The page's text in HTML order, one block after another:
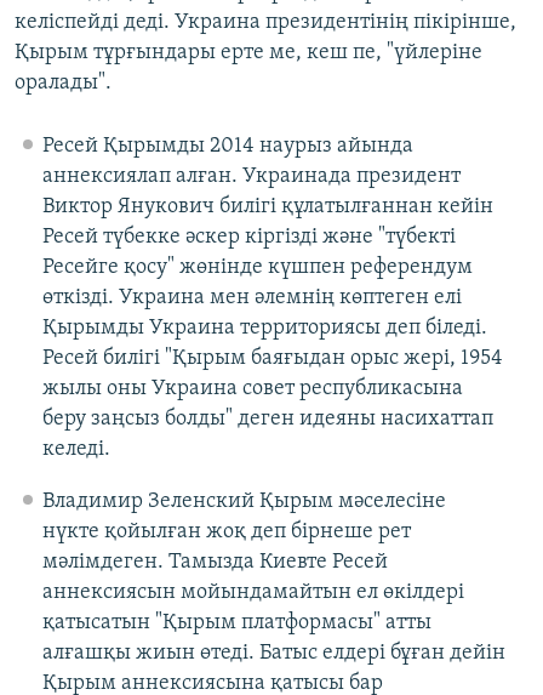
келіспейді деді. Украина президентінің пікірінше,
Қырым тұрғындары ерте ме, кеш пе, "үйлеріне
оралады".
Ресей Қырымды 2014 наурыз айында
аннексиялап алған. Украинада президент
Виктор Янукович билігі құлатылғаннан кейін
Ресей түбекке әскер кіргізді және "түбекті
Ресейге қосу" жөнінде күшпен референдум
өткізді. Украина мен әлемнің көптеген елі
Қырымды Украина территориясы деп біледі.
Ресей билігі "Қырым баяғыдан орыс жері, 1954
жылы оны Украина совет республикасына
беру заңсыз болды" деген идеяны насихаттап
келеді.
Владимир Зеленский Қырым мәселесіне
нүкте қойылған жоқ деп бірнеше рет
мәлімдеген. Тамызда Киевте Ресей
аннексиясын мойындамайтын ел өкілдері
қатысатын "Қырым платформасы" атты
алғашқы жиын өтеді. Батыс елдері бұған дейін
Қырым аннексиясына қатысы бар